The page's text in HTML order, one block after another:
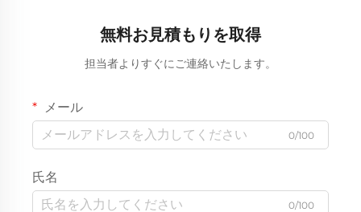
無料お見積もりを取得
担当者よりすぐにご連絡いたします。
メール
0/100
氏名
0/100